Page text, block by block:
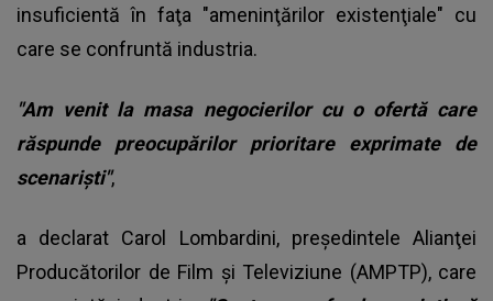
insuficientă în faţa "ameninţărilor existenţiale" cu
care se confruntă industria.
"Am venit la masa negocierilor cu o ofertă care
răspunde preocupărilor prioritare exprimate de
scenarişti",
a declarat Carol Lombardini, preşedintele Alianţei
Producătorilor de Film şi Televiziune (AMPTP), care